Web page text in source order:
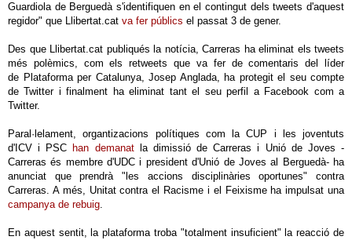
Guardiola de Berguedà s'identifiquen en el contingut dels tweets d'aquest
regidor" que Llibertat.cat va fer públics el passat 3 de gener.
Des que Llibertat.cat publiqués la notícia, Carreras ha eliminat els tweets
més polèmics, com els retweets que va fer de comentaris del líder
de Plataforma per Catalunya, Josep Anglada, ha protegit el seu compte
de Twitter i finalment ha eliminat tant el seu perfil a Facebook com a
Twitter.
Paral·lelament, organtizacions polítiques com la CUP i les joventuts
d'ICV i PSC han demanatla dimissió de Carreras i Unió de Joves -
Carreras és membre d'UDC i president d'Unió de Joves al Berguedà- ha
anunciat que prendrà "les accions disciplinàries oportunes" contra
Carreras. A més, Unitat contra el Racisme i el Feixisme ha impulsat una
campanya de rebuig.
En aquest sentit, la plataforma troba "totalment insuficient" la reacció de